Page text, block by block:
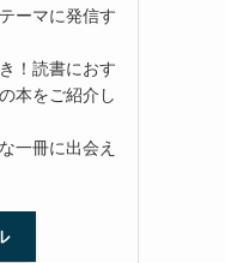
ーマに発信す
！読書におす
本をご紹介し
一冊に出会え